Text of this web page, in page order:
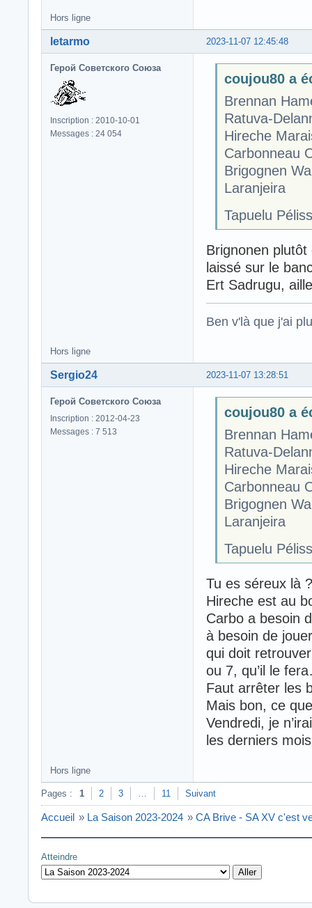
Hors ligne
2023-11-07 12:45:48
letarmo
Герой Советского Союза
Inscription : 2010-10-01
Messages : 24 054
coujou80 a
Brennan
Ratuva-
Hireche
Carbonneau
Brigognen
Laranjeira
Tapuelu
Brignonen
laissé sur le
Ert Sadrugu,
Ben v'là que j'ai
Hors ligne
2023-11-07 13:28:51
Sergio24
Герой Советского Союза
Inscription : 2012-04-23
Messages : 7 513
coujou80 a
Brennan
Ratuva-
Hireche
Carbonneau
Brigognen
Laranjeira
Tapuelu
Tu es séreux là ?
Hireche est au
Carbo a besoin
à besoin de
qui doit
ou 7, qu’il le
Faut arrêter les
Mais bon, ce
Vendredi, je
les derniers
Hors ligne
Pages : 1 2 3 … 11 Suivant
Accueil » La Saison 2023-2024 » CA Brive - SA XV c'est
Atteindre